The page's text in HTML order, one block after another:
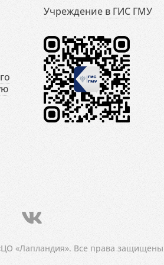
Учреждение в ГИС ГМУ
«Лапландия». Все права